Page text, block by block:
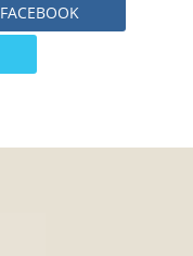
FACEBOOK